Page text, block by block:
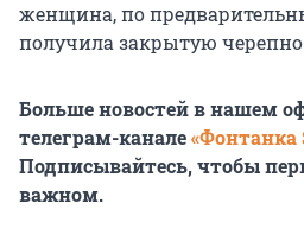
женщина, по
получила закрытую
Больше новостей в нашем
телеграм-канале«Фонтанка
Подписывайтесь, чтобы
важном.